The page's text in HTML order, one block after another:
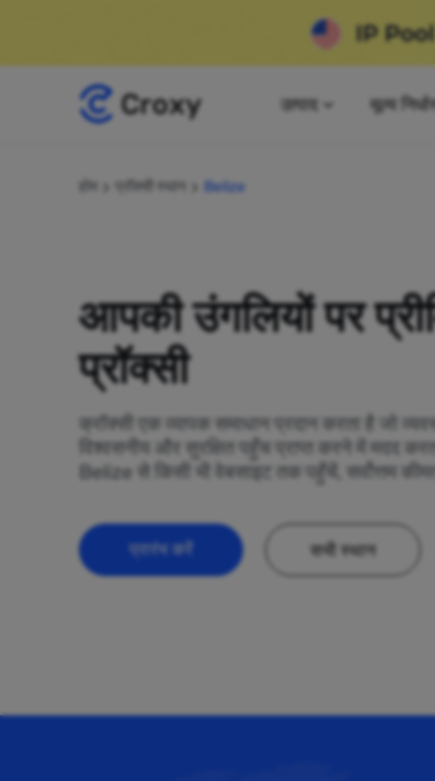
उत्पाद मूल्य
प्रॉक्सी स्थान Belize
आपकी उंगलियों पर
प्रॉक्सी
क्रॉक्सी एक व्यापक समाधान प्रदान करता है जो
विश्वसनीय और सुरक्षित पहुँच प्राप्त करने में मदद
Belize से किसी भी वेबसाइट तक पहुँचें, सर्वोत्तम
प्रारंभ करें सभी स्थान